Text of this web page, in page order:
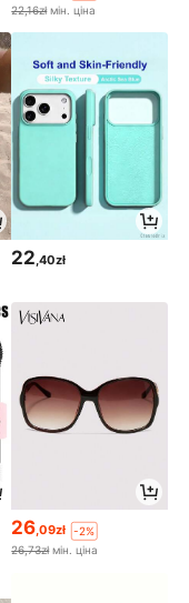
22,16zł мін. ціна
22,40zł
26,09zł
-2%
26,73zł мін. ціна